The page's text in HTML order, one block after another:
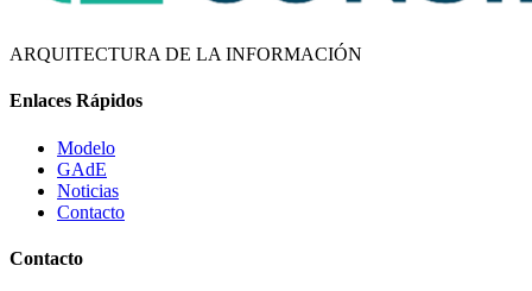
ARQUITECTURA DE LA INFORMACIÓN
Enlaces Rápidos
Modelo
GAdE
Noticias
Contacto
Contacto